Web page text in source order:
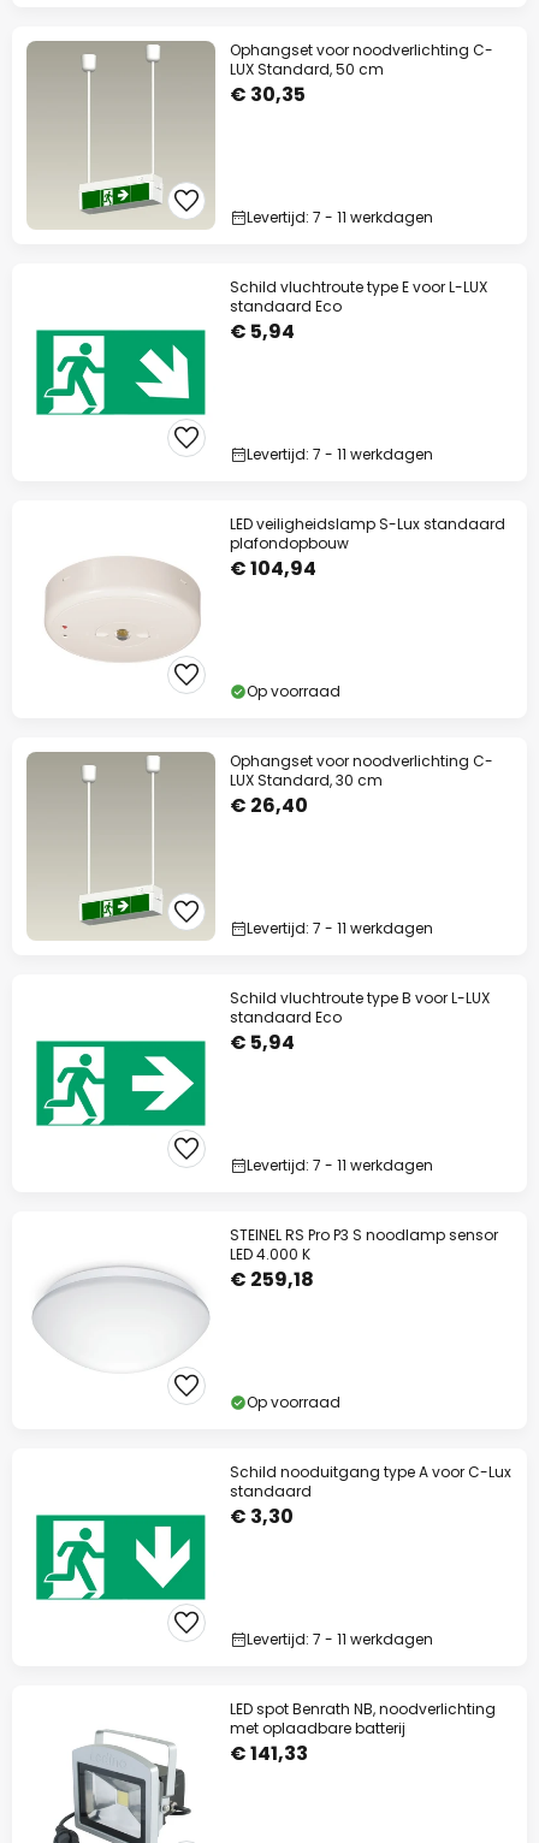
Ophangset voor noodverlichting C-
LUX Standard, 50 cm
€ 30,35
Levertijd: 7 - 11 werkdagen
Schild vluchtroute type E voor L-LUX
standaard Eco
€ 5,94
Levertijd: 7 - 11 werkdagen
LED veiligheidslamp S-Lux standaard
plafondopbouw
€ 104,94
Op voorraad
Ophangset voor noodverlichting C-
LUX Standard, 30 cm
€ 26,40
Levertijd: 7 - 11 werkdagen
Schild vluchtroute type B voor L-LUX
standaard Eco
€ 5,94
Levertijd: 7 - 11 werkdagen
STEINEL RS Pro P3 S noodlamp sensor
LED 4.000 K
€ 259,18
Op voorraad
Schild nooduitgang type A voor C-Lux
standaard
€ 3,30
Levertijd: 7 - 11 werkdagen
LED spot Benrath NB, noodverlichting
met oplaadbare batterij
€ 141,33